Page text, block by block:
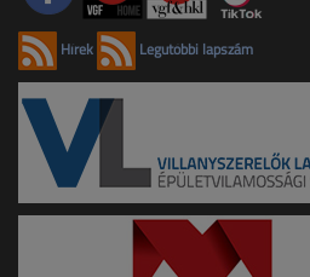
Hírek Legutóbbi lapszám